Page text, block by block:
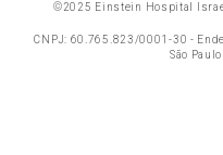
©2025 Einstein Hospital
CNPJ: 60.765.823/0001-30 -
São